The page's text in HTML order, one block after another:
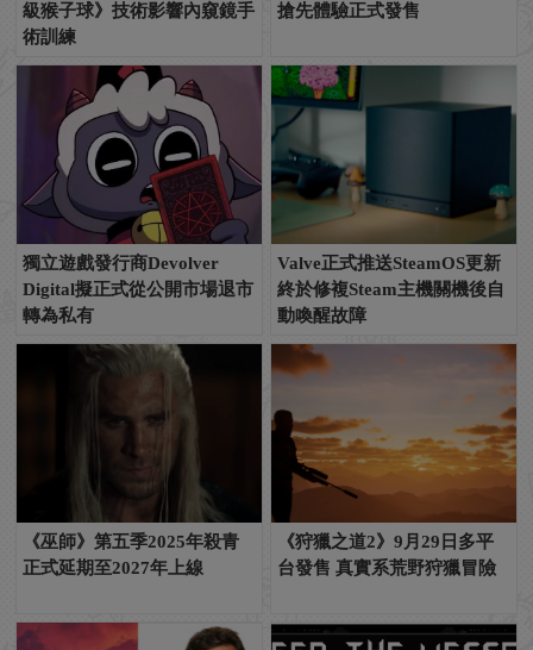
級猴子球》技術影響內窺鏡手
術訓練
搶先體驗正式發售
獨立遊戲發行商Devolver
Digital擬正式從公開市場退市
轉為私有
Valve正式推送SteamOS更新
終於修複Steam主機關機後自
動喚醒故障
《巫師》第五季2025年殺青
正式延期至2027年上線
《狩獵之道2》9月29日多平
台發售 真實系荒野狩獵冒險